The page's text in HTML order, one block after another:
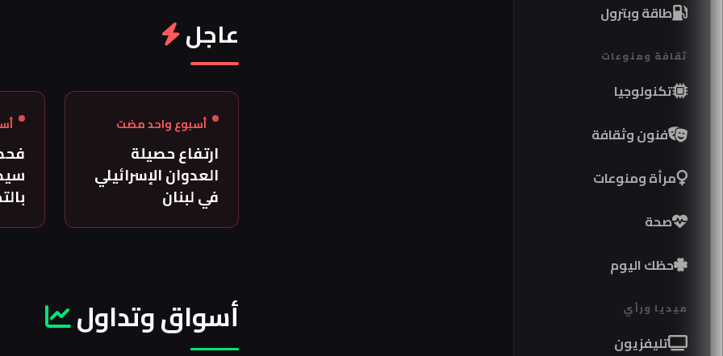
طاقة وبترول
ثقافة ومنوعات
تكنولوجيا
فنون وثقافة
مرأة ومنوعات
صحة
حظك اليوم
ميديا ورأي
تليفزيون
عاجل
أسبوع واحد مضت
ارتفاع حصيلة
العدوان الإسرائيلي
في لبنان
أسواق وتداول